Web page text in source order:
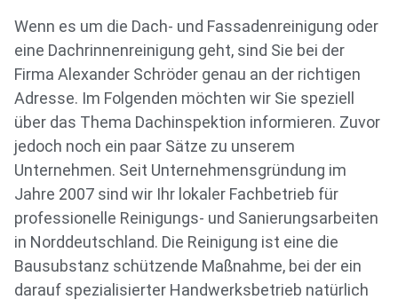
Wenn es um die Dach- und Fassadenreinigung oder
eine Dachrinnenreinigung geht, sind Sie bei der
Firma Alexander Schröder genau an der richtigen
Adresse. Im Folgenden möchten wir Sie speziell
über das Thema Dachinspektion informieren. Zuvor
jedoch noch ein paar Sätze zu unserem
Unternehmen. Seit Unternehmensgründung im
Jahre 2007 sind wir Ihr lokaler Fachbetrieb für
professionelle Reinigungs- und Sanierungsarbeiten
in Norddeutschland. Die Reinigung ist eine die
Bausubstanz schützende Maßnahme, bei der ein
darauf spezialisierter Handwerksbetrieb natürlich